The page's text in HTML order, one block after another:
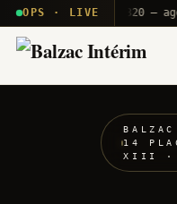
OPS · LIVE
T2E · B71 Push A320 —
14
XIII ·